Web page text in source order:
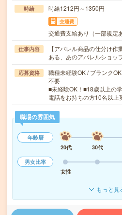
時給 時給1212円～1350円
交通費
交通費支給あり（一部規定
仕事内容
【アパレル商品の仕分け
ある、あのアパレルショ
応募資格
職種未経験OK / ブランク
不要
■未経験OK！■18歳以上の
電話をお持ちの方10名以
職場の雰囲気
年齢層
20代
30代
男女比率
女性
もっと見